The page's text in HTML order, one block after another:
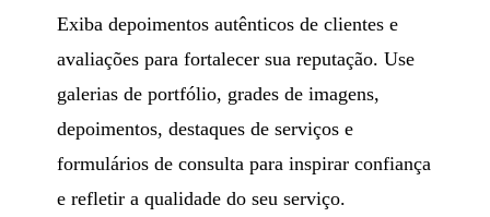
Exiba depoimentos autênticos de clientes e
avaliações para fortalecer sua reputação. Use
galerias de portfólio, grades de imagens,
depoimentos, destaques de serviços e
formulários de consulta para inspirar confiança
e refletir a qualidade do seu serviço.